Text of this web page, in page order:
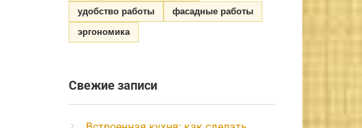
удобство работы
фасадные работы
эргономика
Свежие записи